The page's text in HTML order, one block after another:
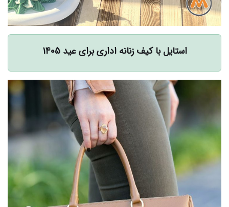
استایل با کیف زنانه اداری برای عید 1405